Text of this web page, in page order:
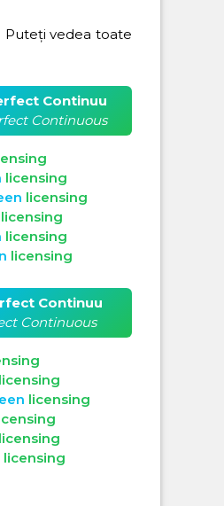
. Puteți vedea toate
Continuu
Continuous
licensing
licensing
licensing
licensing
licensing
Continuu
Continuous
licensing
licensing
licensing
licensing